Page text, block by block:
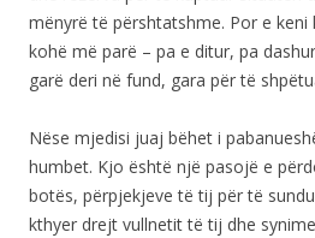
mënyrë të përshtatshme. Por e keni
kohë më parë – pa e ditur, pa
garë deri në fund, gara për të
Nëse mjedisi juaj bëhet i
humbet. Kjo është një pasojë e
botës, përpjekjeve të tij për të
kthyer drejt vullnetit të tij dhe